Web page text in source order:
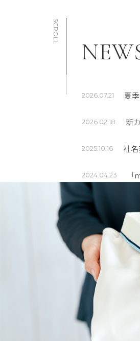
SCROLL
2026.07.21 夏
2026.02.18 新
2025.10.16 社
2024.04.23